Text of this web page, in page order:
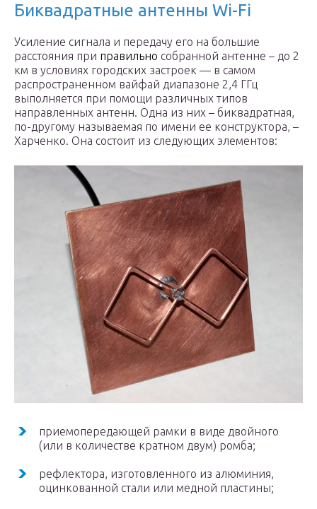
Биквадратные антенны Wi-Fi
Усиление сигнала и передачу его на большие
расстояния при правильно собранной антенне – до 2
км в условиях городских застроек — в самом
распространенном вайфай диапазоне 2,4 ГГц
выполняется при помощи различных типов
направленных антенн. Одна из них – биквадратная,
по-другому называемая по имени ее конструктора, –
Харченко. Она состоит из следующих элементов:
приемопередающей рамки в виде двойного
(или в количестве кратном двум) ромба;
рефлектора, изготовленного из алюминия,
оцинкованной стали или медной пластины;